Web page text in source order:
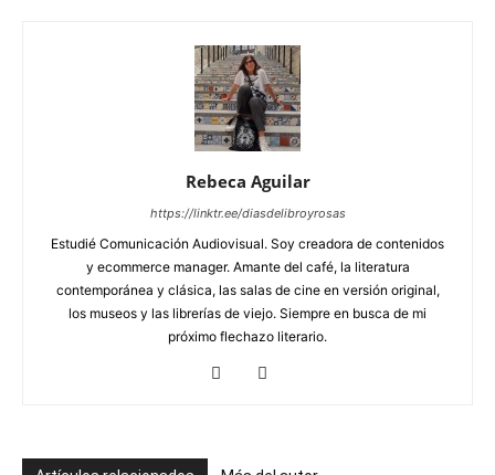
Rebeca Aguilar
https://linktr.ee/diasdelibroyrosas
Estudié Comunicación Audiovisual. Soy creadora de contenidos
y ecommerce manager. Amante del café, la literatura
contemporánea y clásica, las salas de cine en versión original,
los museos y las librerías de viejo. Siempre en busca de mi
próximo flechazo literario.